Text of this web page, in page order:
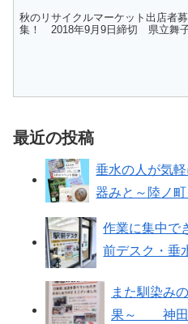
秋のリサイクルマーケット出店者募
集！ 2018年9月9日締切 県立舞
最近の投稿
垂水の人が気
器みと～陸ノ
作業に集中で
前デスク・垂
また馴染
果～ 神田